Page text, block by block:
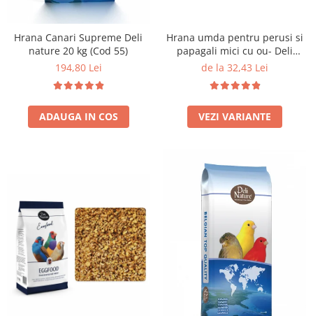
Hrana Canari Supreme Deli
nature 20 kg (Cod 55)
194,80 Lei
ADAUGA IN COS
Hrana umda pentru perusi si
papagali mici cu ou- Deli
Nature Eggfood
de la 32,43 Lei
VEZI VARIANTE